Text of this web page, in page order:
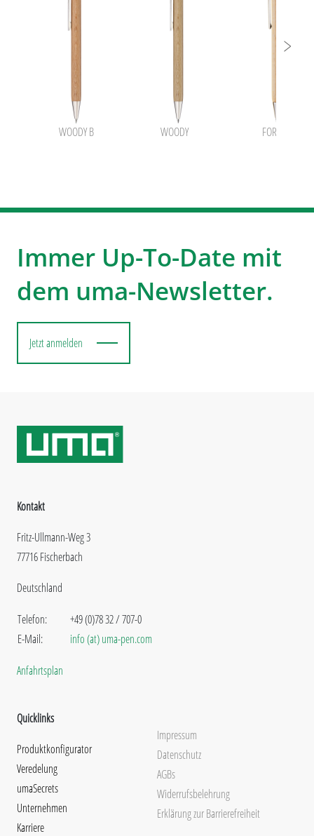
WOODY B WOODY FOREST B
Immer Up-To-Date mit
dem uma-Newsletter.
Jetzt anmelden
Kontakt
Fritz-Ullmann-Weg 3
77716 Fischerbach
Deutschland
Telefon:
E-Mail:
+49 (0)78 32 / 707-0
info (at) uma-pen.com
Anfahrtsplan
Quicklinks
Produktkonfigurator
Veredelung
umaSecrets
Unternehmen
Karriere
Impressum
Datenschutz
AGBs
Widerrufsbelehrung
Erklärung zur Barrierefreiheit